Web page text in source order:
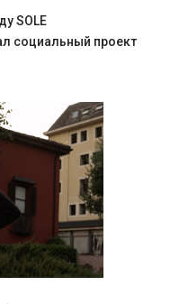
SOLE
социальный проект